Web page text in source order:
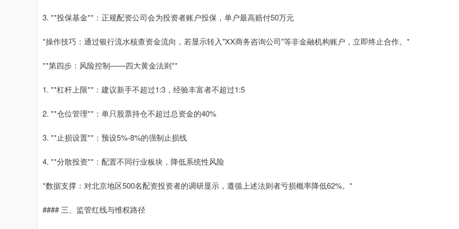
3. **投保基金**：正规配资公司会为投资者账户投保，单户最高赔付50万元
*操作技巧：通过银行流水核查资金流向，若显示转入"XX商务咨询公司"等非金融机构账户，立即终止合作。*
**第四步：风险控制——四大黄金法则**
1. **杠杆上限**：建议新手不超过1:3，经验丰富者不超过1:5
2. **仓位管理**：单只股票持仓不超过总资金的40%
3. **止损设置**：预设5%-8%的强制止损线
4. **分散投资**：配置不同行业板块，降低系统性风险
*数据支撑：对北京地区500名配资投资者的调研显示，遵循上述法则者亏损概率降低62%。*
#### 三、监管红线与维权路径